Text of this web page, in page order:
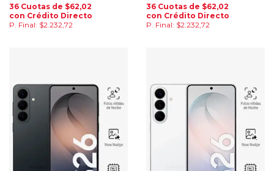
36 Cuotas de $62,02
con Crédito Directo
P. Final: $2.232,72
36 Cuotas de $62,02
con Crédito Directo
P. Final: $2.232,72